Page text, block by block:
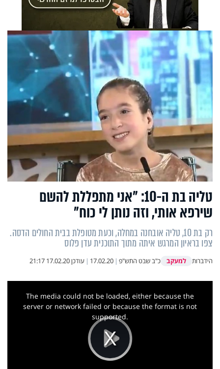
טליה בת ה-10: "אני מתפללת להשם
שירפא אותי, וזה נותן לי כוח"
רק בת 10, טליה אובחנה במחלה, וכעת מטופלת בבית החולים הדסה.
צפו בראיון המרגש איתה מתוך התוכנית עדן פלוס
הידברות למעקב כ"ב שבט התש"פ |
17.02.20
| עודכן17.02.20 21:17
This
The media could not be loaded, either because the
server or network failed or because the format is not
supported.